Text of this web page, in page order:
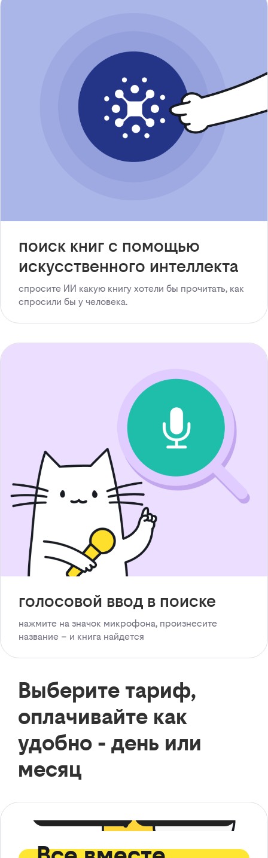
поиск книг с помощью
искусственного интеллекта
спросите ИИ какую книгу хотели бы прочитать, как
спросили бы у человека.
голосовой ввод в поиске
нажмите на значок микрофона, произнесите
название – и книга найдется
Выберите тариф,
оплачивайте как
удобно - день или
месяц